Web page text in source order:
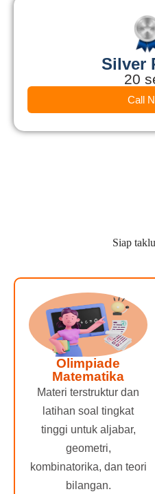
Silver
20
Call
Siap
Olimpiade
Matematika
Materi terstruktur dan
latihan soal tingkat
tinggi untuk aljabar,
geometri,
kombinatorika, dan teori
bilangan.